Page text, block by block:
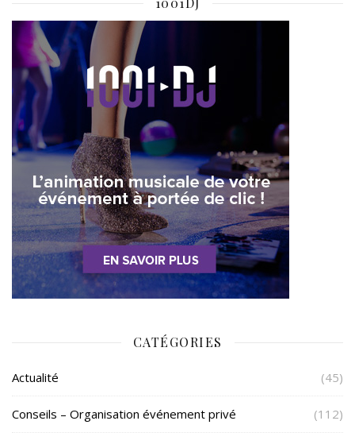
CATÉGORIES
Actualité (45)
Conseils – Organisation événement privé (112)